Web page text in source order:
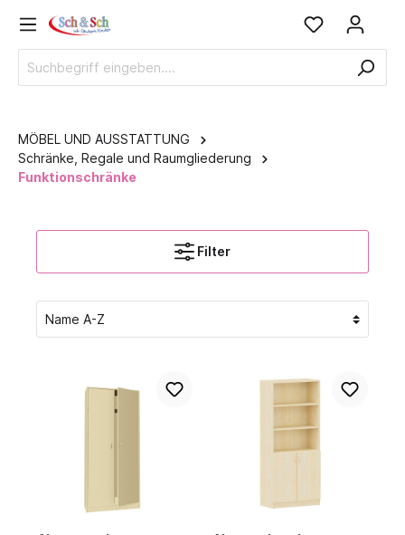
MÖBEL UND AUSSTATTUNG
Schränke, Regale und Raumgliederung
Funktionschränke
Filter